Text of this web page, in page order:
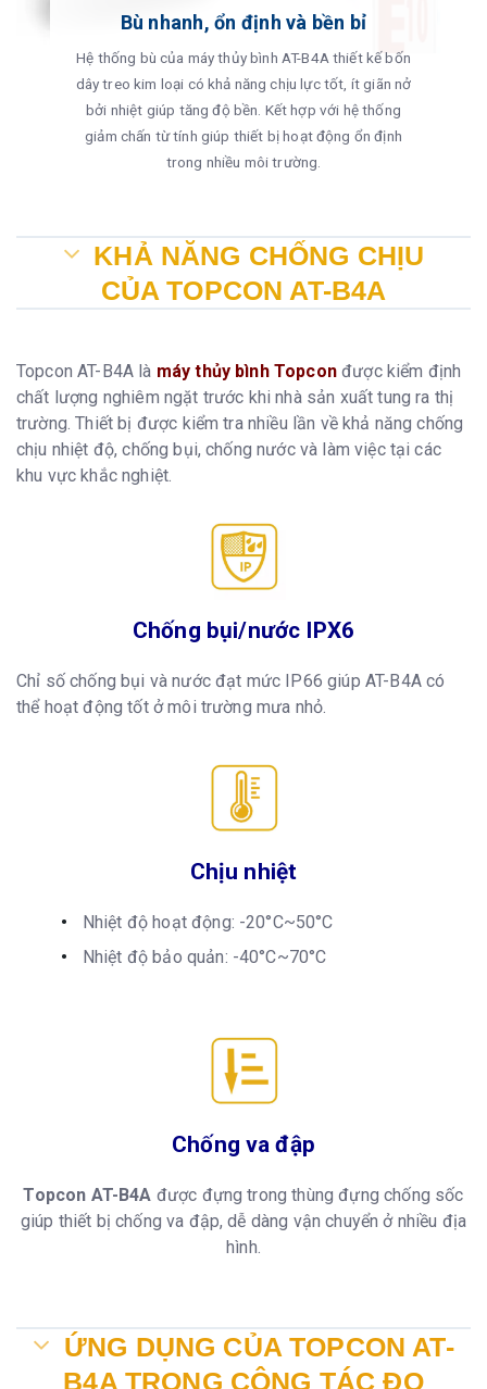
Bù nhanh, ổn định và bền bỉ
Hệ thống bù của máy thủy bình AT-B4A thiết kế bốn
dây treo kim loại có khả năng chịu lực tốt, ít giãn nở
bởi nhiệt giúp tăng độ bền. Kết hợp với hệ thống
giảm chấn từ tính giúp thiết bị hoạt động ổn định
trong nhiều môi trường.
KHẢ NĂNG CHỐNG CHỊU
CỦA TOPCON AT-B4A
Topcon AT-B4A là máy thủy bình Topconđược kiểm định
chất lượng nghiêm ngặt trước khi nhà sản xuất tung ra thị
trường. Thiết bị được kiểm tra nhiều lần về khả năng chống
chịu nhiệt độ, chống bụi, chống nước và làm việc tại các
khu vực khắc nghiệt.
Chống bụi/nước IPX6
Chỉ số chống bụi và nước đạt mức IP66 giúp AT-B4A có
thể hoạt động tốt ở môi trường mưa nhỏ.
Chịu nhiệt
Nhiệt độ hoạt động: -20°C~50°C
Nhiệt độ bảo quản: -40°C~70°C
Chống va đập
Topcon AT-B4A được đựng trong thùng đựng chống sốc
giúp thiết bị chống va đập, dễ dàng vận chuyển ở nhiều địa
hình.
ỨNG DỤNG CỦA TOPCON AT-
B4A TRONG CÔNG TÁC ĐO